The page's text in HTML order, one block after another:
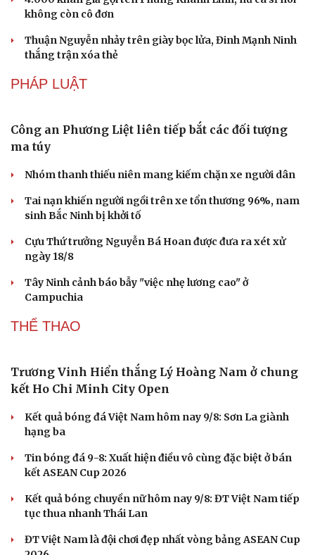
ma” trong vũ trụ
Vì sao các hãng từ bỏ pin tháo rời trên điện thoại?
Microsoft tăng tốc đầu tư hạ tầng AI tại Ấn Độ
Trung Quốc đưa vào hoạt động cơ sở điện toán AI lớn
GIẢI TRÍ
Sao Việt 9-8: Công ty quản lý chính thức bỏ tên
Dàn MC VTV ngồi ghế nóng, hơn 300 thí sinh bước vào
Tứ kết MC nhí
Hoàng Rob đưa dàn nhạc lên sân khấu Anh trai vượt
ngàn chông gai 2026
4.000 khán giả gọi tên Phùng Khánh Linh, nữ ca sĩ nói
không còn cô đơn
Thuận Nguyễn nhảy trên giày bọc lửa, Đinh Mạnh Ninh
thắng trận xóa thẻ
PHÁP LUẬT